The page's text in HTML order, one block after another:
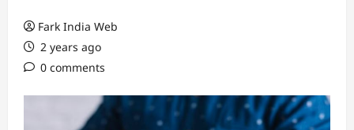
Fark India Web
2 years ago
0 comments